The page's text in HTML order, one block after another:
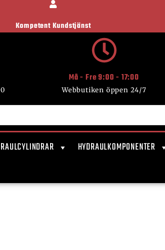
Kompetent Kundstjänst
Må - Fre 9:00 - 17:00
Webbutiken öppen 24/7
HYDRAULKOMPONENTER